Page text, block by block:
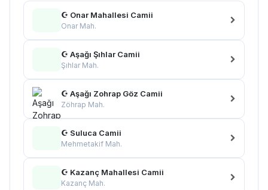
☪ Onar Mahallesi Camii
Onar Mah.
☪ Aşağı Şıhlar Camii
Şıhlar Mah.
☪ Aşağı Zohrap Göz Camii
Zöhrap Mah.
☪ Suluca Camii
Mehmetakif Mah.
☪ Kazanç Mahallesi Camii
Kazanç Mah.